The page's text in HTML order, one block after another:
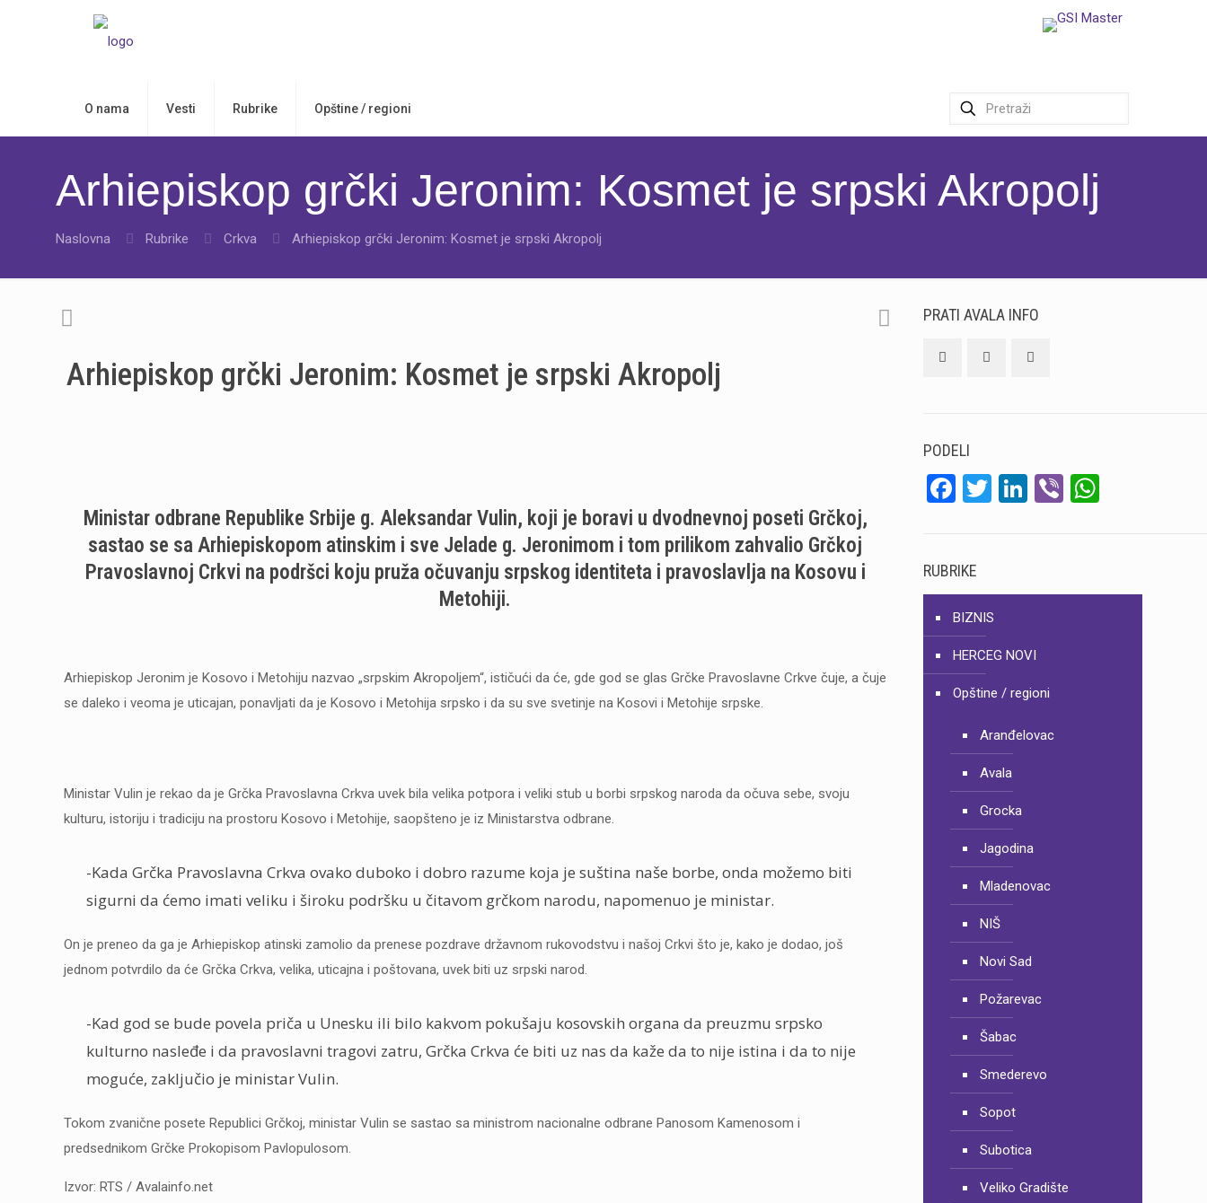
O nama Vesti Rubrike Opštine / regioni
Arhiepiskop grčki Jeronim: Kosmet je srpski Akropolj
Naslovna Rubrike Crkva Arhiepiskop grčki Jeronim: Kosmet je srpski Akropolj
Arhiepiskop grčki Jeronim: Kosmet je srpski Akropolj
Ministar odbrane Republike Srbije g. Aleksandar Vulin, koji je boravi u dvodnevnoj poseti Grčkoj,
sastao se sa Arhiepiskopom atinskim i sve Jelade g. Jeronimom i tom prilikom zahvalio Grčkoj
Pravoslavnoj Crkvi na podršci koju pruža očuvanju srpskog identiteta i pravoslavlja na Kosovu i
Metohiji.
Arhiepiskop Jeronim je Kosovo i Metohiju nazvao „srpskim Akropoljem“, ističući da će, gde god se glas Grčke Pravoslavne Crkve čuje, a čuje
se daleko i veoma je uticajan, ponavljati da je Kosovo i Metohija srpsko i da su sve svetinje na Kosovi i Metohije srpske.
Ministar Vulin je rekao da je Grčka Pravoslavna Crkva uvek bila velika potpora i veliki stub u borbi srpskog naroda da očuva sebe, svoju
kulturu, istoriju i tradiciju na prostoru Kosovo i Metohije, saopšteno je iz Ministarstva odbrane.
-Kada Grčka Pravoslavna Crkva ovako duboko i dobro razume koja je suština naše borbe, onda možemo biti
sigurni da ćemo imati veliku i široku podršku u čitavom grčkom narodu, napomenuo je ministar.
On je preneo da ga je Arhiepiskop atinski zamolio da prenese pozdrave državnom rukovodstvu i našoj Crkvi što je, kako je dodao, još
jednom potvrdilo da će Grčka Crkva, velika, uticajna i poštovana, uvek biti uz srpski narod.
-Kad god se bude povela priča u Unesku ili bilo kakvom pokušaju kosovskih organa da preuzmu srpsko
kulturno nasleđe i da pravoslavni tragovi zatru, Grčka Crkva će biti uz nas da kaže da to nije istina i da to nije
moguće, zaključio je ministar Vulin.
Tokom zvanične posete Republici Grčkoj, ministar Vulin se sastao sa ministrom nacionalne odbrane Panosom Kamenosom i
predsednikom Grčke Prokopisom Pavlopulosom.
Izvor: RTS / Avalainfo.net
PRATI AVALA INFO
PODELI
Facebook
Twitter
LinkedIn
Viber
RUBRIKE
BIZNIS
HERCEG NOVI
Opštine / regioni
Aranđelovac
Avala
Grocka
Jagodina
Mladenovac
NIŠ
Novi Sad
Požarevac
Šabac
Smederevo
Sopot
Subotica
Veliko Gradište